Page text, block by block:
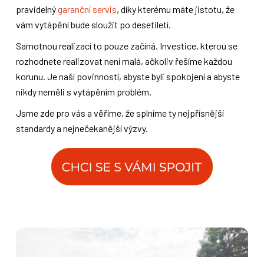
pravidelnýgaranční servis, díky kterému máte jistotu, že
vám vytápění bude sloužit po desetiletí.
Samotnou realizací to pouze začíná. Investice, kterou se
rozhodnete realizovat není malá, ačkoliv řešíme každou
korunu. Je naší povinností, abyste byli spokojení a abyste
nikdy neměli s vytápěním problém.
Jsme zde pro vás a věříme, že splníme ty nejpřísnější
standardy a nejnečekanější výzvy.